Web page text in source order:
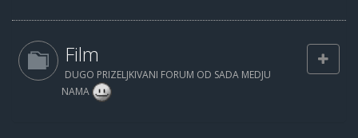
Film
DUGO PRIZELJKIVANI FORUM OD SADA MEDJU
NAMA